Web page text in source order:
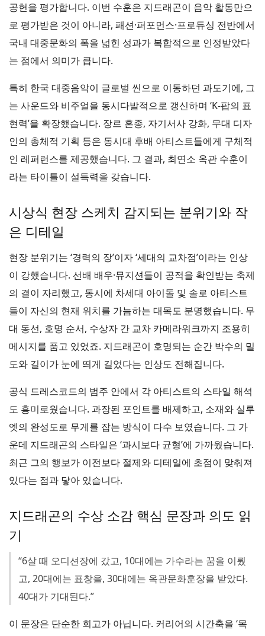
공헌을 평가합니다. 이번 수훈은 지드래곤이 음악 활동만으
로 평가받은 것이 아니라, 패션·퍼포먼스·프로듀싱 전반에서
국내 대중문화의 폭을 넓힌 성과가 복합적으로 인정받았다
는 점에서 의미가 큽니다.
특히 한국 대중음악이 글로벌 씬으로 이동하던 과도기에, 그
는 사운드와 비주얼을 동시다발적으로 갱신하며 ‘K-팝의 표
현력’을 확장했습니다. 장르 혼종, 자기서사 강화, 무대 디자
인의 총체적 기획 등은 동시대 후배 아티스트들에게 구체적
인 레퍼런스를 제공했습니다. 그 결과, 최연소 옥관 수훈이
라는 타이틀이 설득력을 갖습니다.
시상식 현장 스케치 감지되는 분위기와 작
은 디테일
현장 분위기는 ‘경력의 장’이자 ‘세대의 교차점’이라는 인상
이 강했습니다. 선배 배우·뮤지션들이 공적을 확인받는 축제
의 결이 자리했고, 동시에 차세대 아이돌 및 솔로 아티스트
들이 자신의 현재 위치를 가늠하는 대목도 분명했습니다. 무
대 동선, 호명 순서, 수상자 간 교차 카메라워크까지 조용히
메시지를 품고 있었죠. 지드래곤이 호명되는 순간 박수의 밀
도와 길이가 눈에 띄게 길었다는 인상도 전해집니다.
공식 드레스코드의 범주 안에서 각 아티스트의 스타일 해석
도 흥미로웠습니다. 과장된 포인트를 배제하고, 소재와 실루
엣의 완성도로 무게를 잡는 방식이 다수 보였습니다. 그 가
운데 지드래곤의 스타일은 ‘과시보다 균형’에 가까웠습니다.
최근 그의 행보가 이전보다 절제와 디테일에 초점이 맞춰져
있다는 점과 닿아 있습니다.
지드래곤의 수상 소감 핵심 문장과 의도 읽
기
“6살 때 오디션장에 갔고, 10대에는 가수라는 꿈을 이뤘
고, 20대에는 표창을, 30대에는 옥관문화훈장을 받았다.
40대가 기대된다.”
이 문장은 단순한 회고가 아닙니다. 커리어의 시간축을 ‘목